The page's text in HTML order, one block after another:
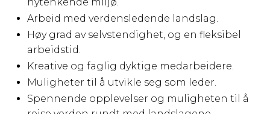
Arbeid med verdensledende landslag.
Høy grad av selvstendighet, og en fleksibel
arbeidstid.
Kreative og faglig dyktige medarbeidere.
Muligheter til å utvikle seg som leder.
Spennende opplevelser og muligheten til å